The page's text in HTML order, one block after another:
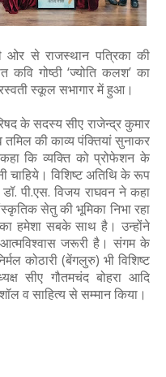
से राजस्थान पत्रिका की
कवि गोष्ठी ‘ज्योति कलश’ का
स्कूल सभागार में हुआ।
के सदस्य सीए राजेन्द्र कुमार
तमिल की काव्य पंक्तियां सुनाकर
कहा कि व्यक्ति को प्रोफेशन के
चाहिये। विशिष्ट अतिथि के रूप
पी.एस. विजय राघवन ने कहा
सेतु की भूमिका निभा रहा
हमेशा सबके साथ है। उन्होंने
जरूरी है। संगम के
कोठारी (बेंगलुरु) भी विशिष्ट
सीए गौतमचंद बोहरा आदि
व साहित्य से सम्मान किया।